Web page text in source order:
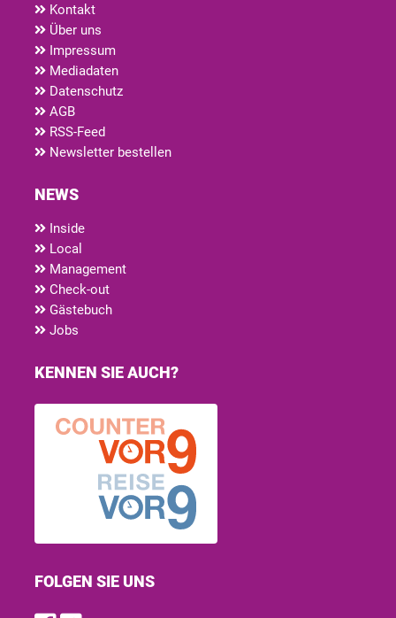
Kontakt
Über uns
Impressum
Mediadaten
Datenschutz
AGB
RSS-Feed
Newsletter bestellen
NEWS
Inside
Local
Management
Check-out
Gästebuch
Jobs
KENNEN SIE AUCH?
FOLGEN SIE UNS